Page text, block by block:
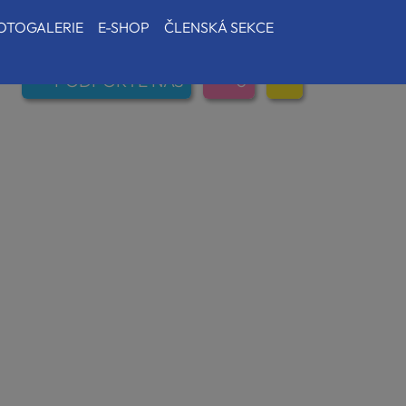
E-SHOP ČLENSKÁ SEKCE
PODPOŘTE NÁS 0